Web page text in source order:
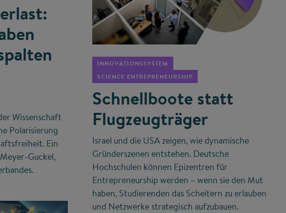
Wissenschaft
Polarisierung
Ein
Guckel,
INNOVATIONSSYSTEM
SCIENCE ENTREPRENEURSHIP
Schnellboote statt
Flugzeugträger
Israel und die USA zeigen, wie dynamische
Gründerszenen entstehen. Deutsche
Hochschulen können Epizentren für
Entrepreneurship werden – wenn sie den Mut
haben, Studierenden das Scheitern zu erlauben
und Netzwerke strategisch aufzubauen.